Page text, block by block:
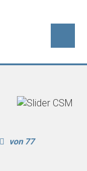
von 77